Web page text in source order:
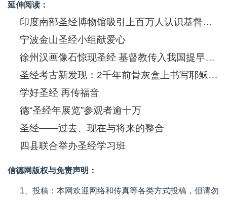
延伸阅读：
印度南部圣经博物馆吸引上百万人认识基督信息
宁波金山圣经小组献爱心
徐州汉画像石惊现圣经 基督教传入我国提早550年
圣经考古新发现：2千年前骨灰盒上书写耶稣(图)
学好圣经 再传福音
德“圣经年展览”参观者逾十万
圣经——过去、现在与将来的整合
四县联合举办圣经学习班
信德网版权与免责声明：
1、投稿：本网欢迎网络和传真等各类方式投稿，但请勿